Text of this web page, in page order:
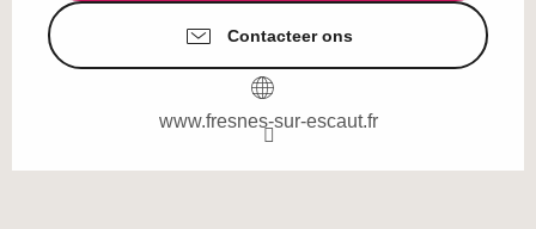
Contacteer ons
www.fresnes-sur-escaut.fr